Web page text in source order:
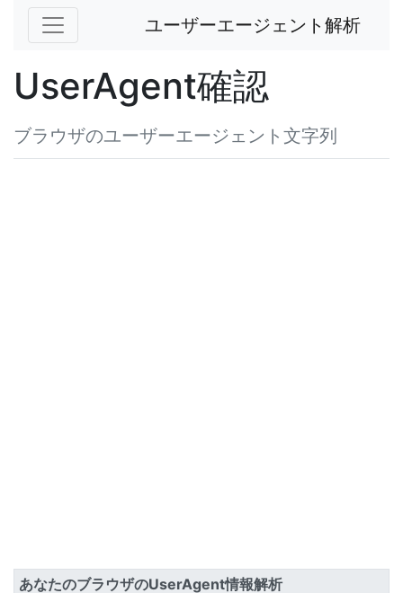
ユーザーエージェント解析
UserAgent確認
ブラウザのユーザーエージェント文字列
あなたのブラウザのUserAgent情報解析